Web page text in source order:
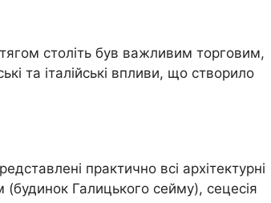
століть був важливим торговим,
та італійські впливи, що створило
практично всі архітектурні
(будинок Галицького сейму), сецесія